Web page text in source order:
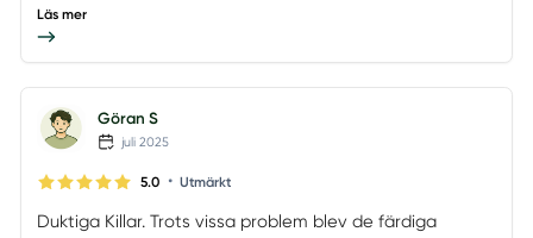
Läs mer
Göran S
juli 2025
5.0 • Utmärkt
Duktiga Killar. Trots vissa problem blev de färdiga